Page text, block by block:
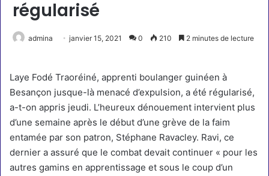
régularisé
admina janvier 15, 2021 0 210 2 minutes de lecture
Laye Fodé Traoréiné, apprenti boulanger guinéen à
Besançon jusque-là menacé d’expulsion, a été régularisé,
a-t-on appris jeudi. L’heureux dénouement intervient plus
d’une semaine après le début d’une grève de la faim
entamée par son patron, Stéphane Ravacley. Ravi, ce
dernier a assuré que le combat devait continuer « pour les
autres gamins en apprentissage et sous le coup d’un